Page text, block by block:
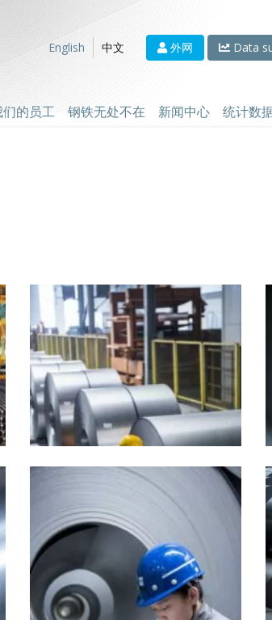
English
中文 外网 Data
们的员工 钢铁无处不在 新闻中心 统计数